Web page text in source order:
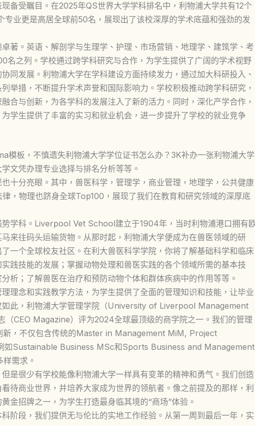
备受瞩目。在2025年QS世界大学学科排名中，利物浦大学共有12个
业更是高居全球前50名，展现出了该校深厚的学术底蕴和强劲的发
著。英语、解剖学与生理学、护理、市场营销、地理学、建筑学、考
名之列。学校通过跨学科研究与合作，为学生提供了广阔的学术视野
同发展。利物浦大学在学科建设方面持续发力，通过加大科研投入、
举措，不断提升学术声誉和国际影响力。学校积极推动跨学科研究，
合与创新，为各学科的发展注入了新的活力。同时，深化产学合作，
学生提供了丰富的实习和就业机会，进一步提升了学校的就业竞争
板，不慎遗失利物浦大学学位证书怎么办？3K补办一张利物浦大学
文凭办理专业选择与排名分析等等。
十分亮眼。其中，兽医科学，管理学，商业管理，地理学，公共健康
，物理也跻身全球Top100，展现了我们在教育和研究领域的深厚底
势学科。Liverpool Vet School建立于1904年，当时利物浦港口拥有
来往码头运输货物。从那时起，利物浦大学便成为在兽医领域的研
一个全球校友社区。在利大兽医科学学院，你将了解基础科学和临床
践技能的发展；掌握动物处理和兽医实践的各个领域所需的基本技
析；了解兽医在治疗和预防动物个体和群体疾病中的作用等等。
理念和实践教学方法，为学生提供了全面的管理知识和技能，让毕业
如此，利物浦大学管理学院（University of Liverpool Management
（CEO Magazine）评为2024全球最顶级的商学院之一。我们的管理
新，不仅包含传统的Master in Management MiM, Project
如Sustainable Business MSc和Sports Business and Management
需求。
是很少有学校能像利物浦大学一样具有变革的精神和勇气。我们创造
待商业世界，并培养大家成为世界的领航者。像之前提及的那样，利
金招牌之一，为学生打造最身临其境的“商场”体验。
阶段，我们提供无与伦比的实地工作经验。从第一周到最后一年，实